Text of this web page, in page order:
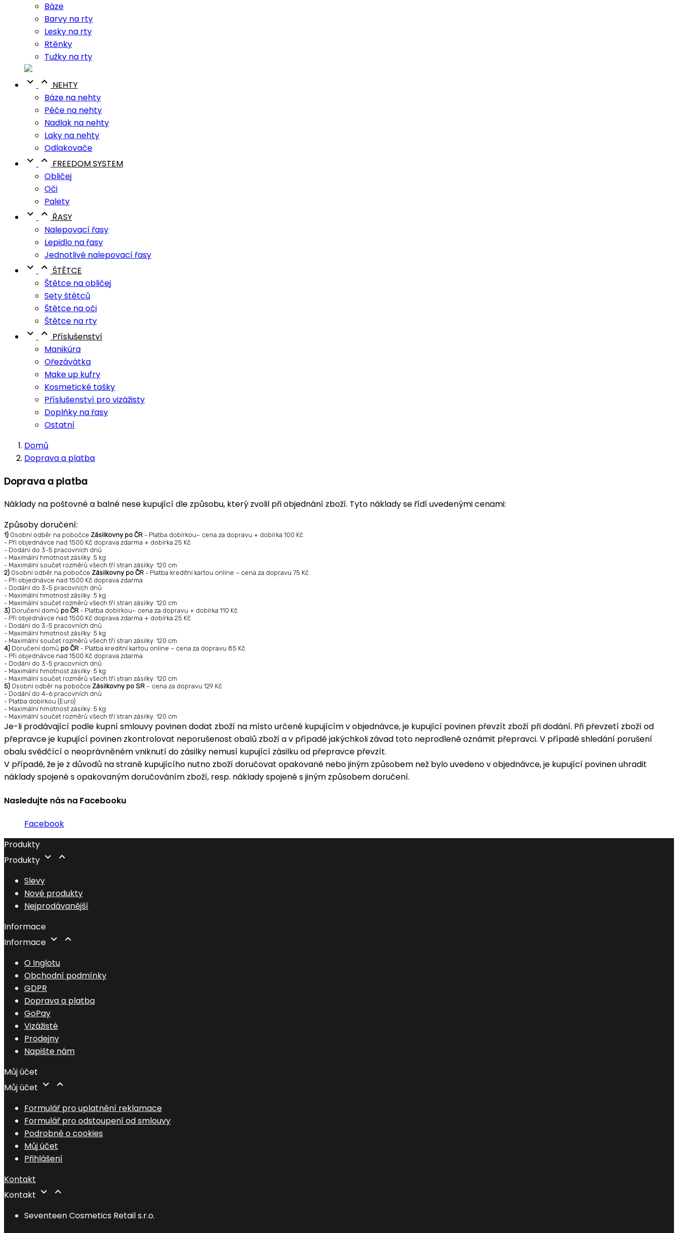
Báze
Barvy na rty
Lesky na rty
Rtěnky
Tužky na rty
  NEHTY
Báze na nehty
Péče na nehty
Nadlak na nehty
Laky na nehty
Odlakovače
  FREEDOM SYSTEM
Obličej
Oči
Palety
  ŘASY
Nalepovací řasy
Lepidlo na řasy
Jednotlivé nalepovací řasy
  ŠTĚTCE
Štětce na obličej
Sety štětců
Štětce na oči
Štětce na rty
  Příslušenství
Manikúra
Ořezávátka
Make up kufry
Kosmetické tašky
Příslušenství pro vizážisty
Doplňky na řasy
Ostatní
Domů
Doprava a platba
Doprava a platba
Náklady na poštovné a balné nese kupující dle způsobu, který zvolil při objednání zboží. Tyto náklady se řídí uvedenými cenami:
Způsoby doručení:
1) Osobní odběr na pobočce Zásilkovny po ČR - Platba dobírkou– cena za dopravu + dobírka 100 Kč
- Při objednávce nad 1500 Kč doprava zdarma + dobírka 25 Kč
- Dodání do 3-5 pracovních dnů
- Maximální hmotnost zásilky: 5 kg
- Maximální součet rozměrů všech tří stran zásilky: 120 cm
2) Osobní odběr na pobočce Zásilkovny po ČR - Platba kreditní kartou online – cena za dopravu 75 Kč
- Při objednávce nad 1500 Kč doprava zdarma
- Dodání do 3-5 pracovních dnů
- Maximální hmotnost zásilky: 5 kg
- Maximální součet rozměrů všech tří stran zásilky: 120 cm
3) Doručení domů po ČR - Platba dobírkou– cena za dopravu + dobírka 110 Kč
- Při objednávce nad 1500 Kč doprava zdarma + dobírka 25 Kč
- Dodání do 3-5 pracovních dnů
- Maximální hmotnost zásilky: 5 kg
- Maximální součet rozměrů všech tří stran zásilky: 120 cm
4) Doručení domů po ČR - Platba kreditní kartou online – cena za dopravu 85 Kč
- Při objednávce nad 1500 Kč doprava zdarma
- Dodání do 3-5 pracovních dnů
- Maximální hmotnost zásilky: 5 kg
- Maximální součet rozměrů všech tří stran zásilky: 120 cm
5) Osobní odběr na pobočce Zásilkovny po SR – cena za dopravu 129 Kč
- Dodání do 4-6 pracovních dnů
- Platba dobírkou (Euro)
- Maximální hmotnost zásilky: 5 kg
- Maximální součet rozměrů všech tří stran zásilky: 120 cm
Je-li prodávající podle kupní smlouvy povinen dodat zboží na místo určené kupujícím v objednávce, je kupující povinen převzít zboží při dodání. Při převzetí zboží od
přepravce je kupující povinen zkontrolovat neporušenost obalů zboží a v případě jakýchkoli závad toto neprodleně oznámit přepravci. V případě shledání porušení
obalu svědčící o neoprávněném vniknutí do zásilky nemusí kupující zásilku od přepravce převzít.
V případě, že je z důvodů na straně kupujícího nutno zboží doručovat opakovaně nebo jiným způsobem než bylo uvedeno v objednávce, je kupující povinen uhradit
náklady spojené s opakovaným doručováním zboží, resp. náklady spojené s jiným způsobem doručení.
Nasledujte nás na Facebooku
Facebook
Produkty
Produkty  
Slevy
Nové produkty
Nejprodávanější
Informace
Informace  
O Inglotu
Obchodní podmínky
GDPR
Doprava a platba
GoPay
Vizážisté
Prodejny
Napište nám
Můj účet
Můj účet  
Formulář pro uplatnění reklamace
Formulář pro odstoupení od smlouvy
Podrobně o cookies
Můj účet
Přihlášení
Kontakt
Kontakt  
Seventeen Cosmetics Retail s.r.o.